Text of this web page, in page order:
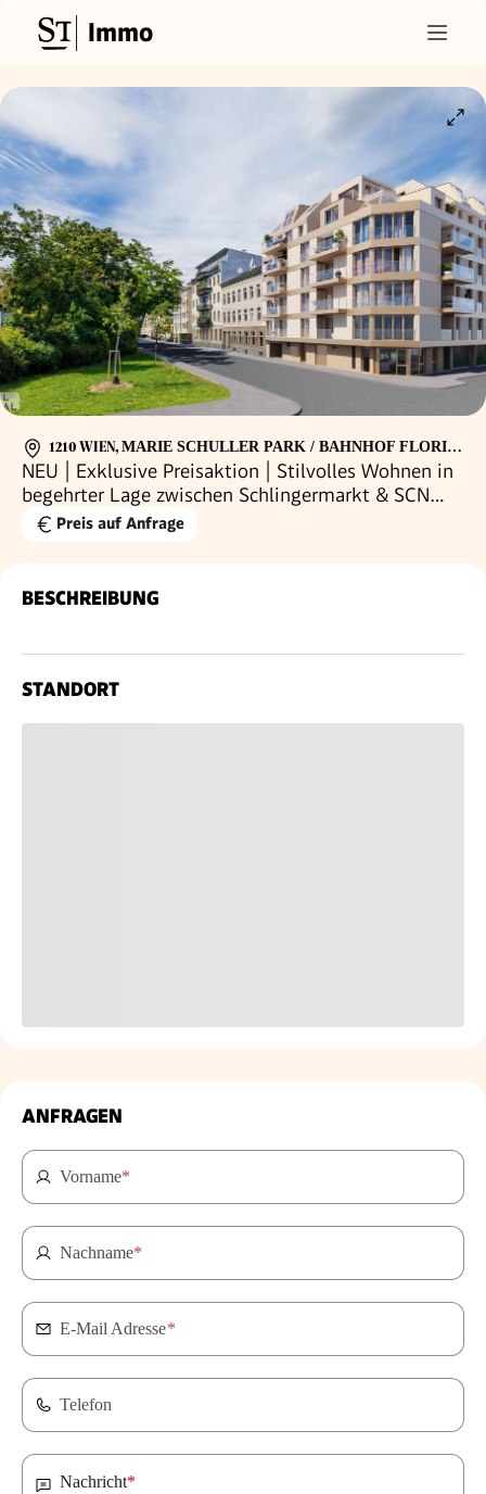
Immo
1210 WIEN, MARIE SCHULLER PARK / BAHNHOF FLORIDSDORF
NEU | Exklusive Preisaktion | Stilvolles Wohnen in
begehrter Lage zwischen Schlingermarkt & SCN
mit traumhaftem Parkblick
Preis auf Anfrage
BESCHREIBUNG
STANDORT
ANFRAGEN
Vorname*
Nachname*
E-Mail Adresse*
Telefon
Nachricht*